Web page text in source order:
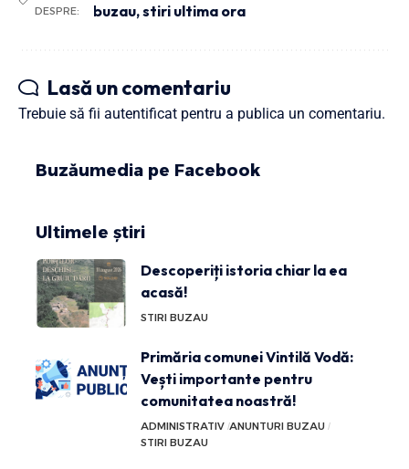
DESPRE:
buzau,stiri ultima ora
Lasă un comentariu
Trebuie să fii autentificat pentru a publica un comentariu.
Buzăumedia pe Facebook
Ultimele știri
Descoperiți istoria chiar la ea
acasă!
STIRI BUZAU
Primăria comunei Vintilă Vodă:
Vești importante pentru
comunitatea noastră!
ADMINISTRATIV ANUNTURI BUZAU
STIRI BUZAU